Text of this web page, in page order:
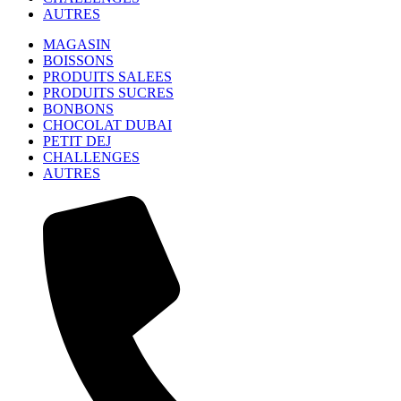
AUTRES
MAGASIN
BOISSONS
PRODUITS SALEES
PRODUITS SUCRES
BONBONS
CHOCOLAT DUBAI
PETIT DEJ
CHALLENGES
AUTRES